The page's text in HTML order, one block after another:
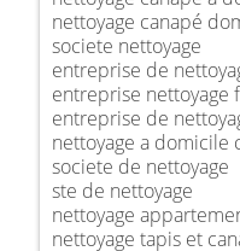
nettoyage canapé
societe nettoyage
entreprise de
entreprise nettoyage
entreprise de
nettoyage a domicile
societe de nettoyage
ste de nettoyage
nettoyage
nettoyage tapis et